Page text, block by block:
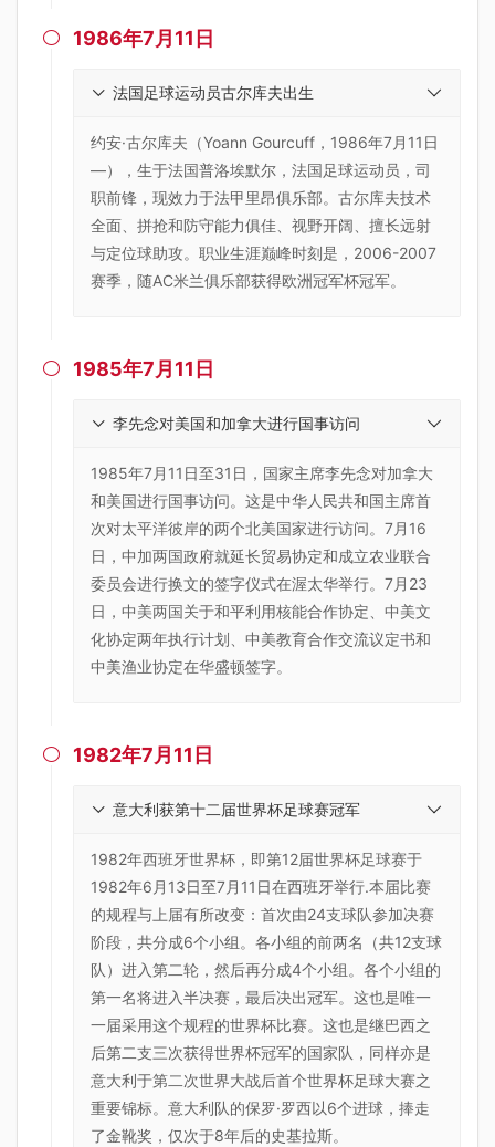
 1986年7月11日
法国足球运动员古尔库夫出生
约安·古尔库夫（Yoann Gourcuff，1986年7月11日
—），生于法国普洛埃默尔，法国足球运动员，司
职前锋，现效力于法甲里昂俱乐部。古尔库夫技术
全面、拼抢和防守能力俱佳、视野开阔、擅长远射
与定位球助攻。职业生涯巅峰时刻是，2006-2007
赛季，随AC米兰俱乐部获得欧洲冠军杯冠军。
 1985年7月11日
李先念对美国和加拿大进行国事访问
1985年7月11日至31日，国家主席李先念对加拿大
和美国进行国事访问。这是中华人民共和国主席首
次对太平洋彼岸的两个北美国家进行访问。7月16
日，中加两国政府就延长贸易协定和成立农业联合
委员会进行换文的签字仪式在渥太华举行。7月23
日，中美两国关于和平利用核能合作协定、中美文
化协定两年执行计划、中美教育合作交流议定书和
中美渔业协定在华盛顿签字。
 1982年7月11日
意大利获第十二届世界杯足球赛冠军
1982年西班牙世界杯，即第12届世界杯足球赛于
1982年6月13日至7月11日在西班牙举行.本届比赛
的规程与上届有所改变：首次由24支球队参加决赛
阶段，共分成6个小组。各小组的前两名（共12支球
队）进入第二轮，然后再分成4个小组。各个小组的
第一名将进入半决赛，最后决出冠军。这也是唯一
一届采用这个规程的世界杯比赛。这也是继巴西之
后第二支三次获得世界杯冠军的国家队，同样亦是
意大利于第二次世界大战后首个世界杯足球大赛之
重要锦标。意大利队的保罗·罗西以6个进球，捧走
了金靴奖，仅次于8年后的史基拉斯。